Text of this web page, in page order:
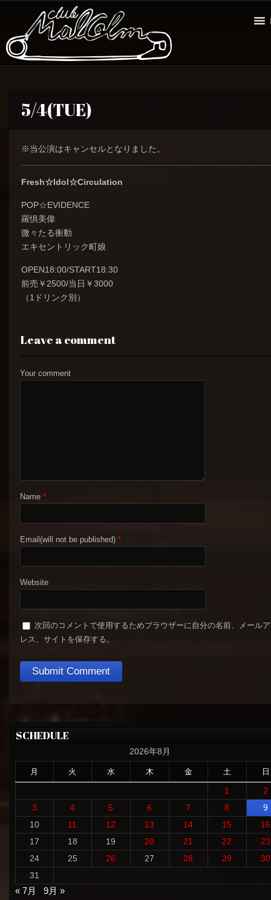
5/4(TUE)
※当公演はキャンセルとなりました。
Fresh☆Idol☆Circulation
POP☆EVIDENCE
羅惧美偉
微々たる衝動
エキセントリック町娘
OPEN18:00/START18:30
前売￥2500/当日￥3000
（1ドリンク別）
Leave a comment
Your comment
Name *
Email(will not be published) *
Website
次回のコメントで使用するためブラウザーに自分の名前、メール
レス、サイトを保存する。
SCHEDULE
2026年8月
月 火 水 木 金 土 日
1
2
3
4 5 6 7 8
9
10
11 12 13 14 15
16
17
18 19 20 21 22
23
24
25 26 27 28 29
30
31
« 7月
9月 »